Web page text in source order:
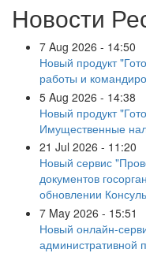
Новости
7 Aug 2026 - 14:50
Новый продукт
работы и
5 Aug 2026 - 14:38
Новый продукт
Имущественные
21 Jul 2026 - 11:20
Новый сервис
документов
обновлении
7 May 2026 - 15:51
Новый онлайн-
административной